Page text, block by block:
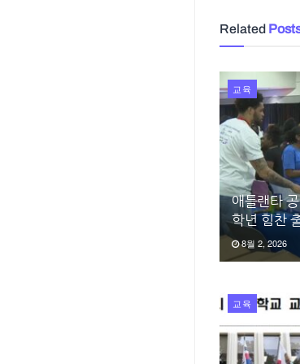
Related
교육
애틀랜타
학년 힘찬
8월 2, 2026
교육